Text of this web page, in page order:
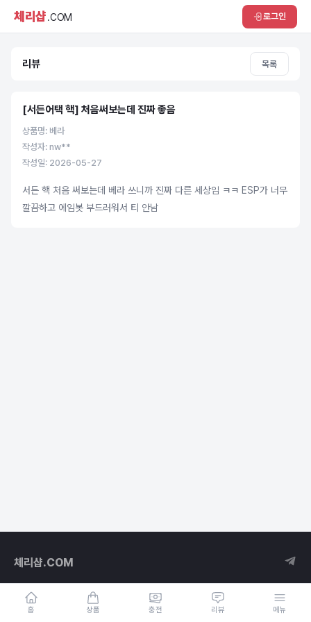
체리샵.COM 로그인
리뷰 목록
[서든어택 핵] 처음써보는데 진짜 좋음
상품명: 베라
작성자: nw**
작성일: 2026-05-27
서든 핵 처음 써보는데 베라 쓰니까 진짜 다른 세상임 ㅋㅋ ESP가 너무
깔끔하고 에임봇 부드러워서 티 안남
홈 상품 충전 리뷰 메뉴
체리샵.COM